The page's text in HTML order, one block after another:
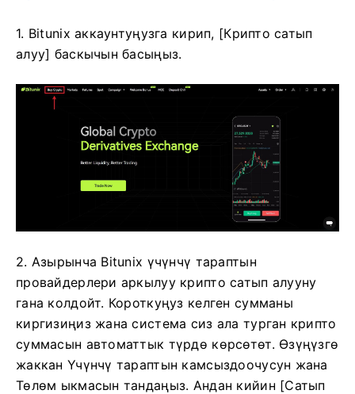
1. Bitunix аккаунтуңузга кирип, [Крипто сатып
алуу] баскычын басыңыз.
2. Азырынча Bitunix үчүнчү тараптын
провайдерлери аркылуу крипто сатып алууну
гана колдойт. Короткуңуз келген сумманы
киргизиңиз жана система сиз ала турган крипто
суммасын автоматтык түрдө көрсөтөт. Өзүңүзгө
жаккан Үчүнчү тараптын камсыздоочусун жана
Төлөм ыкмасын тандаңыз. Андан кийин [Сатып